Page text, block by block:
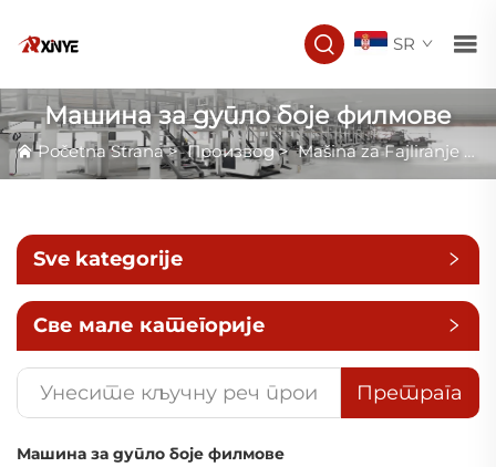
SR
Машина за дупло боје филмове
Početna Strana>Производ>Mašina za Fajliranje Folije
Sve kategorije
Све мале категорије
Претрага
Машина за дупло боје филмове